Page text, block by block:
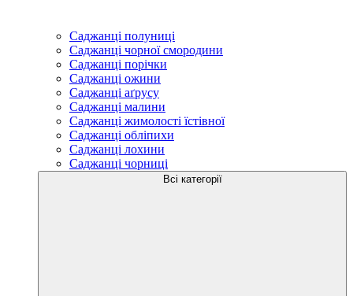
Саджанці полуниці
Саджанці чорної смородини
Саджанці порічки
Саджанці ожини
Саджанці аґрусу
Саджанці малини
Саджанці жимолості їстівної
Саджанці обліпихи
Саджанці лохини
Саджанці чорниці
Всі категорії